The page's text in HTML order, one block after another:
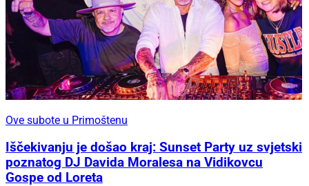
Ove subote u Primoštenu
Iščekivanju je došao kraj: Sunset Party uz svjetski
poznatog DJ Davida Moralesa na Vidikovcu
Gospe od Loreta